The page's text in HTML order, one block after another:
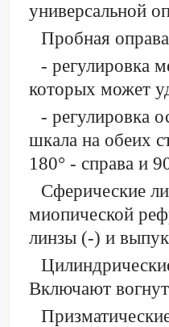
универсальной
Пробная
- регулировка
которых может
- регулировка
шкала на обеих
180° - справа и
Сферические
миопической
линзы (-) и
Включают